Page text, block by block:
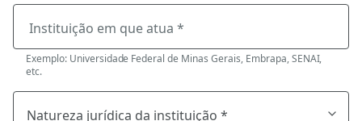
Instituição em que atua *
Exemplo: Universidade Federal de Minas Gerais, Embrapa, SENAI,
etc.